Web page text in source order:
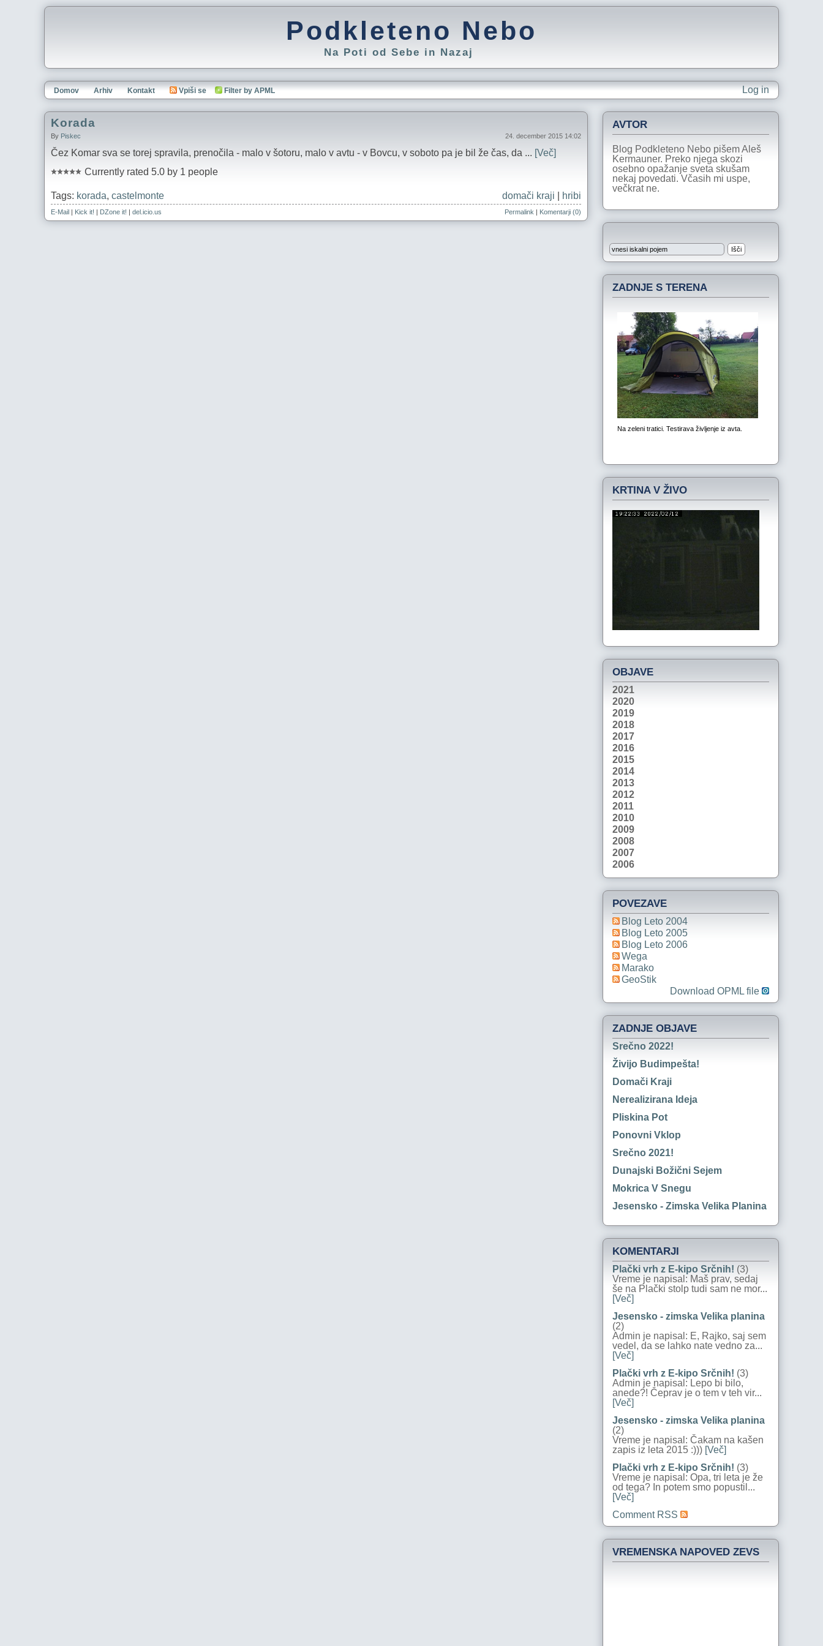
Podkleteno Nebo
Na Poti od Sebe in Nazaj
Log in
Domov Arhiv Kontakt Vpiši se Filter by APML
Korada
By Piskec 24. december 2015 14:02
Čez Komar sva se torej spravila, prenočila - malo v šotoru, malo v avtu - v Bovcu, v soboto pa je bil že čas, da ... [Več]
Currently rated 5.0 by 1 people
Tags: korada, castelmonte domači kraji hribi
E-Mail | Kick it! | DZone it! | del.icio.us Permalink | Komentarji (0)
AVTOR
Blog Podkleteno Nebo pišem Aleš
Kermauner. Preko njega skozi
osebno opažanje sveta skušam
nekaj povedati. Včasih mi uspe,
večkrat ne.
ZADNJE S TERENA
KRTINA V ŽIVO
OBJAVE
2021
2020
2019
2018
2017
2016
2015
2014
2013
2012
2011
2010
2009
2008
2007
2006
POVEZAVE
Blog Leto 2004
Blog Leto 2005
Blog Leto 2006
Wega
Marako
GeoStik
Download OPML file
ZADNJE OBJAVE
Srečno 2022!
Živijo Budimpešta!
Domači Kraji
Nerealizirana Ideja
Pliskina Pot
Ponovni Vklop
Srečno 2021!
Dunajski Božični Sejem
Mokrica V Snegu
Jesensko - Zimska Velika Planina
KOMENTARJI
Plački vrh z E-kipo Srčnih! (3)
Vreme je napisal: Maš prav, sedaj
še na Plački stolp tudi sam ne mor...
[Več]
Jesensko - zimska Velika planina
(2)
Admin je napisal: E, Rajko, saj sem
vedel, da se lahko nate vedno za...
[Več]
Plački vrh z E-kipo Srčnih! (3)
Admin je napisal: Lepo bi bilo,
anede?! Čeprav je o tem v teh vir...
[Več]
Jesensko - zimska Velika planina
(2)
Vreme je napisal: Čakam na kašen
zapis iz leta 2015 :))) [Več]
Plački vrh z E-kipo Srčnih! (3)
Vreme je napisal: Opa, tri leta je že
od tega? In potem smo popustil...
[Več]
Comment RSS
VREMENSKA NAPOVED ZEVS